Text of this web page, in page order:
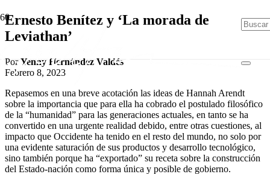
Ernesto Benítez y ‘La morada de
Leviathan’
PorYenny Hernández Valdés
Febrero 8, 2023
Repasemos en una breve acotación las ideas de Hannah Arendt
sobre la importancia que para ella ha cobrado el postulado filosófico
de la “humanidad” para las generaciones actuales, en tanto se ha
convertido en una urgente realidad debido, entre otras cuestiones, al
impacto que Occidente ha tenido en el resto del mundo, no solo por
una evidente saturación de sus productos y desarrollo tecnológico,
sino también porque ha “exportado” su receta sobre la construcción
del Estado-nación como forma única y posible de gobierno.